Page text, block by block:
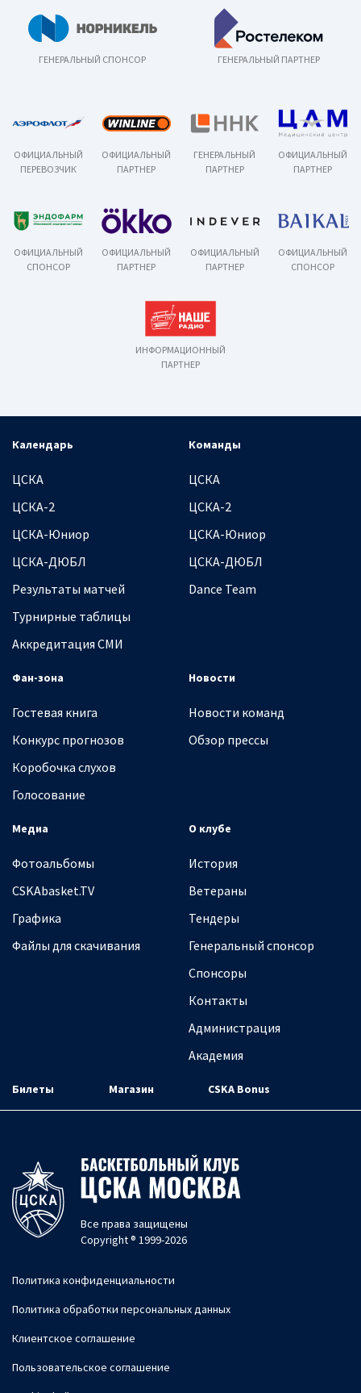
ГЕНЕРАЛЬНЫЙ СПОНСОР ГЕНЕРАЛЬНЫЙ ПАРТНЕР
ОФИЦИАЛЬНЫЙ
ПЕРЕВОЗЧИК
ОФИЦИАЛЬНЫЙ
ПАРТНЕР
ГЕНЕРАЛЬНЫЙ
ПАРТНЕР
ОФИЦИАЛЬНЫЙ
ПАРТНЕР
ОФИЦИАЛЬНЫЙ
СПОНСОР
ОФИЦИАЛЬНЫЙ
ПАРТНЕР
ОФИЦИАЛЬНЫЙ
ПАРТНЕР
ОФИЦИАЛЬНЫЙ
СПОНСОР
ИНФОРМАЦИОННЫЙ
ПАРТНЕР
Календарь
ЦСКА
ЦСКА-2
ЦСКА-Юниор
ЦСКА-ДЮБЛ
Результаты матчей
Турнирные таблицы
Аккредитация СМИ
Команды
ЦСКА
ЦСКА-2
ЦСКА-Юниор
ЦСКА-ДЮБЛ
Dance Team
Фан-зона
Гостевая книга
Конкурс прогнозов
Коробочка слухов
Голосование
Новости
Новости команд
Обзор прессы
Медиа
Фотоальбомы
CSKAbasket.TV
Графика
Файлы для скачивания
О клубе
История
Ветераны
Тендеры
Генеральный спонсор
Спонсоры
Контакты
Администрация
Академия
Билеты Магазин CSKA Bonus
Все права защищены
Copyright ® 1999-2026
Политика конфиденциальности
Политика обработки персональных данных
Клиентское соглашение
Пользовательское соглашение